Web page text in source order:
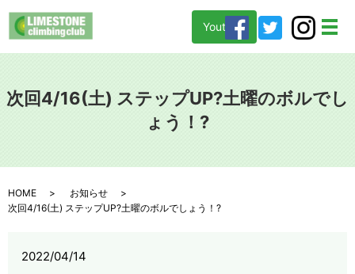
メ
Youtube
次回4/16(土) ステップUP?土曜のボルでし
ょう！?
HOME
お知らせ
次回4/16(土) ステップUP?土曜のボルでしょう！?
2022/04/14